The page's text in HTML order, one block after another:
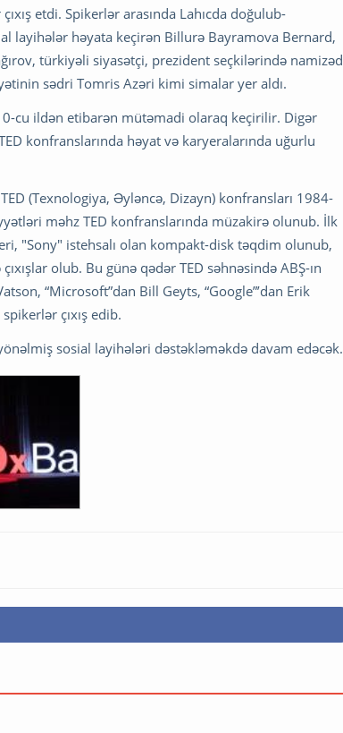
etdi. Spikerlər arasında Lahıcda doğulub-
layihələr həyata keçirən Billurə Bayramova Bernard,
türkiyəli siyasətçi, prezident seçkilərində namizəd
sədri Tomris Azəri kimi simalar yer aldı.
cu ildən etibarən mütəmadi olaraq keçirilir. Digər
konfranslarında həyat və karyeralarında uğurlu
(Texnologiya, Əyləncə, Dizayn) konfransları 1984-
məhz TED konfranslarında müzakirə olunub. İlk
"Sony" istehsalı olan kompakt-disk təqdim olunub,
olub. Bu günə qədər TED səhnəsində ABŞ-ın
“Microsoft”dan Bill Geyts, “Google”’dan Erik
çıxış edib.
sosial layihələri dəstəkləməkdə davam edəcək.